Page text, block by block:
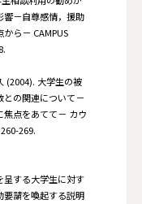
響－自尊感情，援助
ら－ CAMPUS
(2004). 大学生の被
の関連について－
点をあてて－ カウ
269.
呈する大学生に対す
要請を喚起する説明